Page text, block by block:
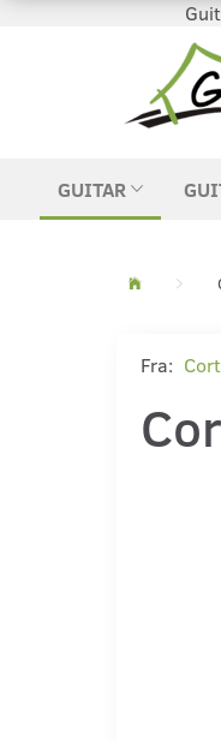
Guitarer
GUITAR
Fra: Cort